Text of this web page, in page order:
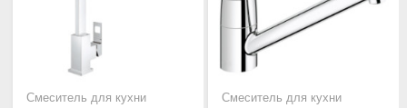
Смеситель для кухни Смеситель для кухни